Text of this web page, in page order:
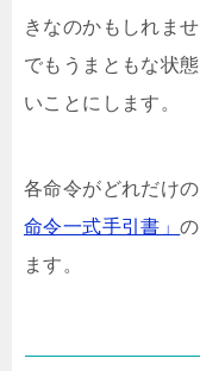
きなのかもしれま
でもうまともな状
いことにします。
各命令がどれだけ
命令一式手引書」
ます。